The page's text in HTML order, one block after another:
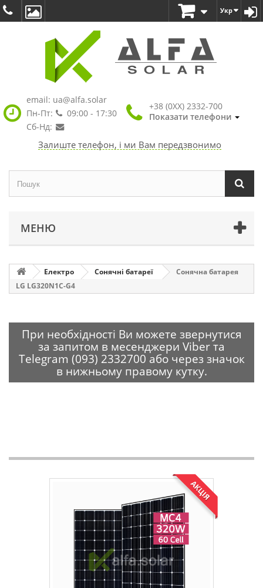
Укр
email: ua@alfa.solar
Пн-Пт:
09:00 - 17:30
Сб-Нд:
+38 (0XX) 2332-700
Показати телефони
Залиште телефон, і ми Вам передзвонимо
МЕНЮ
Електро Сонячні батареї
Сонячна батарея
LG LG320N1C-G4
При необхідності Ви можете звернутися
за запитом в месенджери Viber та
Telegram (093) 2332700 або через значок
в нижньому правому кутку.
АКЦІЯ